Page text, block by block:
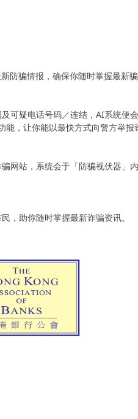
防骗情报，确保你随时掌握最新骗
疑电话号码／连结，AI系统便
，让你能以最快方式向警方举报
站，系统会于「防骗视伏器」
，助你随时掌握最新诈骗资讯。